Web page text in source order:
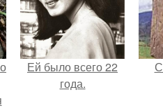
Ей было всего 22
года.